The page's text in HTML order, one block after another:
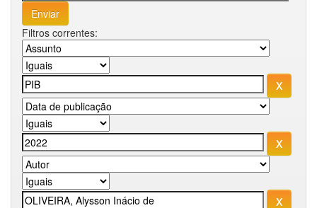
Filtros correntes: